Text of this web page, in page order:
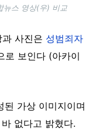
뉴스 영상(우) 비교
사진은 성범죄자
로 보인다 (아카이
된 가상 이미지이며
없다고 밝혔다.